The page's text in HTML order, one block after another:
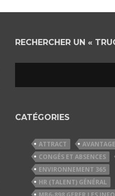
RECHERCHER UN «
CATÉGORIES
ATTRACT AVANTAGE
CONGÉS ET ABSENCES
ENVIRONNEMENT 365
HR (TALENT) GÉNÉRAL